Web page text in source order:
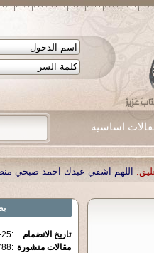
اساسية
عبدك احمد صبحي منصور|تعليق: ...
|
تاريخ الانضمام :
مقالات منشورة :